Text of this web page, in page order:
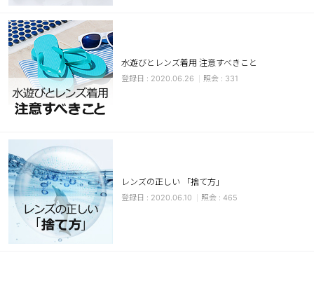
水遊びとレンズ着用 注意すべきこと
2020.06.26 331
レンズの正しい 「捨て方」
2020.06.10 465